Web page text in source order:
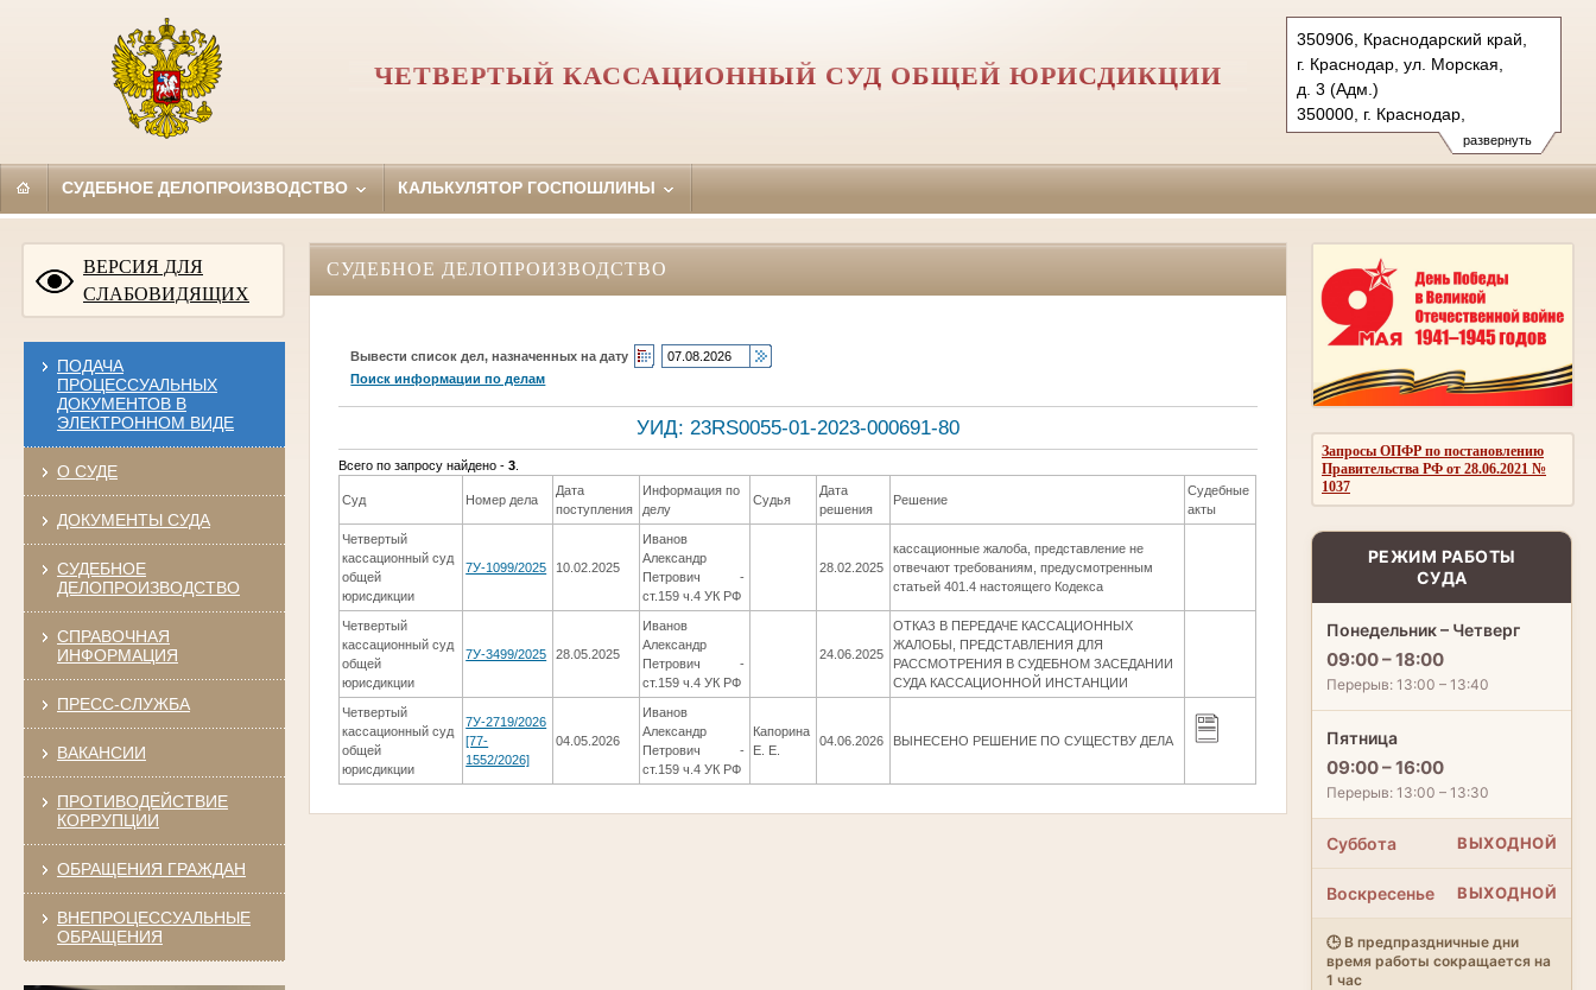
развернуть
350906, Краснодарский край,
г. Краснодар, ул. Морская,
д. 3 (Адм.)
350000, г. Краснодар,
ул. Красная, д.113 (Уг.)
350907, г. Краснодар,
Тел.: (861) 219-24-00
ЧЕТВЕРТЫЙ КАССАЦИОННЫЙ СУД ОБЩЕЙ ЮРИСДИКЦИИ
СУДЕБНОЕ ДЕЛОПРОИЗВОДСТВО КАЛЬКУЛЯТОР ГОСПОШЛИНЫ
ВЕРСИЯ ДЛЯ
СЛАБОВИДЯЩИХ
ПОДАЧА
ПРОЦЕССУАЛЬНЫХ
ДОКУМЕНТОВ В
ЭЛЕКТРОННОМ ВИДЕ
О СУДЕ
ДОКУМЕНТЫ СУДА
СУДЕБНОЕ
ДЕЛОПРОИЗВОДСТВО
СПРАВОЧНАЯ
ИНФОРМАЦИЯ
ПРЕСС-СЛУЖБА
ВАКАНСИИ
ПРОТИВОДЕЙСТВИЕ
КОРРУПЦИИ
ОБРАЩЕНИЯ ГРАЖДАН
ВНЕПРОЦЕССУАЛЬНЫЕ
ОБРАЩЕНИЯ
Запросы ОПФР по постановлению
Правительства РФ от 28.06.2021 №
1037
РЕЖИМ РАБОТЫ
СУДА
Понедельник – Четверг
09:00 – 18:00
Перерыв: 13:00 – 13:40
Пятница
09:00 – 16:00
Перерыв: 13:00 – 13:30
Суббота ВЫХОДНОЙ
Воскресенье ВЫХОДНОЙ
🕒 В предпраздничные дни
время работы сокращается на
1 час
СУДЕБНОЕ ДЕЛОПРОИЗВОДСТВО
Вывести список дел, назначенных на дату
Поиск информации по делам
УИД: 23RS0055-01-2023-000691-80
Всего по запросу найдено -3
Суд Номер дела
Дата
поступления
Информация по
делу
Судья
Дата
решения
Решение
Судебные
акты
Четвертый
кассационный суд
общей
юрисдикции
7У-1099/2025 10.02.2025
Иванов
Александр
Петрович -
ст.159 ч.4 УК РФ
28.02.2025
кассационные жалоба, представление не
отвечают требованиям, предусмотренным
статьей 401.4 настоящего Кодекса
Четвертый
кассационный суд
общей
юрисдикции
7У-3499/2025 28.05.2025
Иванов
Александр
Петрович -
ст.159 ч.4 УК РФ
24.06.2025
ОТКАЗ В ПЕРЕДАЧЕ КАССАЦИОННЫХ
ЖАЛОБЫ, ПРЕДСТАВЛЕНИЯ ДЛЯ
РАССМОТРЕНИЯ В СУДЕБНОМ ЗАСЕДАНИИ
СУДА КАССАЦИОННОЙ ИНСТАНЦИИ
Четвертый
кассационный суд
общей
юрисдикции
7У-2719/2026
[77-
1552/2026]
04.05.2026
Иванов
Александр
Петрович -
ст.159 ч.4 УК РФ
Капорина
Е. Е.
04.06.2026 ВЫНЕСЕНО РЕШЕНИЕ ПО СУЩЕСТВУ ДЕЛА